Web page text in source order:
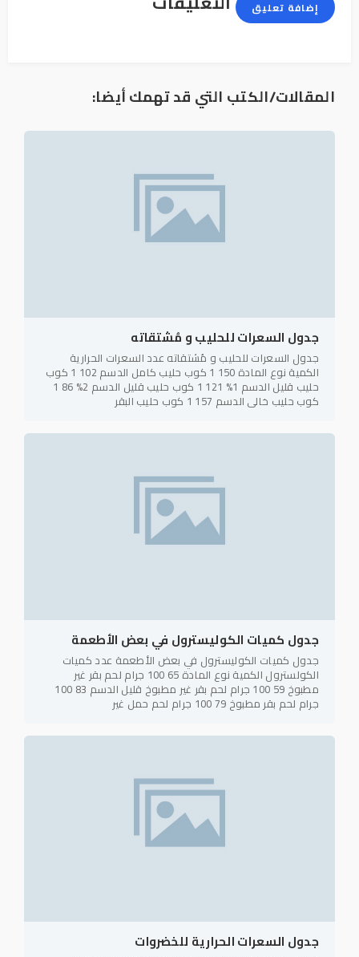
إضافة تعليق
المقالات/الكتب التي قد تهمك أيضا:
جدول السعرات للحليب و مُشتقاته
جدول السعرات للحليب و مُشتقاته عدد السعرات الحرارية
الكمية نوع المادة 150 1 كوب حليب كامل الدسم 102 1 كوب
حليب قليل الدسم 1% 121 1 كوب حليب قليل الدسم 2% 86 1
كوب حليب خالي الدسم 157 1 كوب حليب البقر
جدول كميات الكوليسترول في بعض الأطعمة
جدول كميات الكوليسترول في بعض الأطعمة عدد كميات
الكولسترول الكمية نوع المادة 65 100 جرام لحم بقر غير
مطبوخ 59 100 جرام لحم بقر غير مطبوخ قليل الدسم 83 100
جرام لحم بقر مطبوخ 79 100 جرام لحم حمل غير
جدول السعرات الحرارية للخضروات